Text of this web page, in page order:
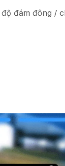
đám đông /